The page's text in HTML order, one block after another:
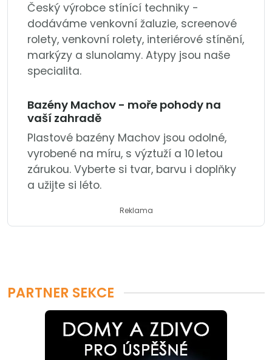
Český výrobce stínící techniky -
dodáváme venkovní žaluzie, screenové
rolety, venkovní rolety, interiérové stínění,
markýzy a slunolamy. Atypy jsou naše
specialita.
Bazény Machov - moře pohody na
vaší zahradě
Plastové bazény Machov jsou odolné,
vyrobené na míru, s výztuží a 10 letou
zárukou. Vyberte si tvar, barvu i doplňky
a užijte si léto.
Reklama
PARTNER SEKCE